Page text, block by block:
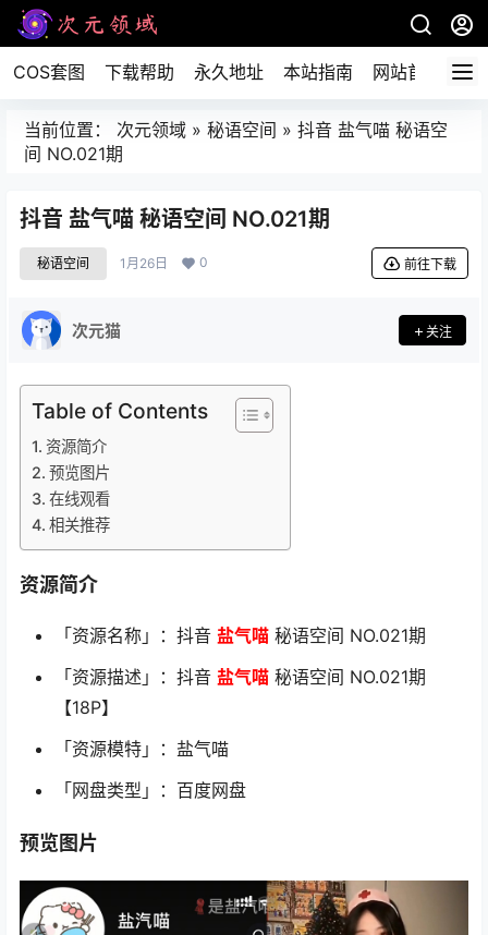
COS套图 下载帮助 永久地址 本站指南 网站首页
当前位置： 次元领域 » 秘语空间 » 抖音 盐气喵 秘语空
间 NO.021期
抖音 盐气喵 秘语空间 NO.021期
秘语空间 1月26日 0 前往下载
次元猫 关注
Table of Contents
资源简介
预览图片
在线观看
相关推荐
资源简介
「资源名称」：抖音 盐气喵 秘语空间 NO.021期
「资源描述」：抖音 盐气喵 秘语空间 NO.021期
【18P】
「资源模特」：盐气喵
「网盘类型」：百度网盘
预览图片